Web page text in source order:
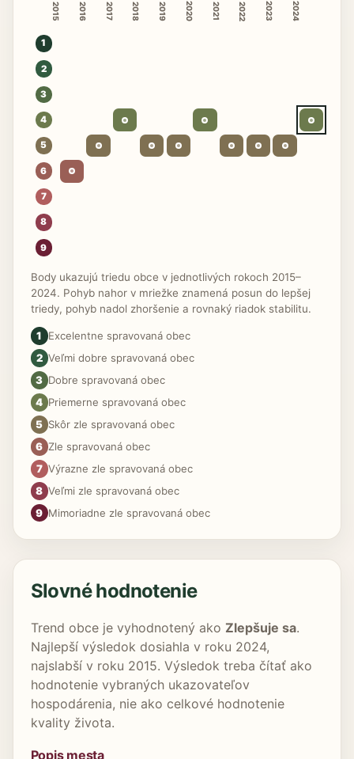
2015 2016 2017 2018 2019 2020 2021 2022 2023 2024
1
2
3
4
5
6
7
8
9
Body ukazujú triedu obce v jednotlivých rokoch 2015–
2024. Pohyb nahor v mriežke znamená posun do lepšej
triedy, pohyb nadol zhoršenie a rovnaký riadok stabilitu.
1 Excelentne spravovaná obec
2 Veľmi dobre spravovaná obec
3 Dobre spravovaná obec
4 Priemerne spravovaná obec
5 Skôr zle spravovaná obec
6 Zle spravovaná obec
7 Výrazne zle spravovaná obec
8 Veľmi zle spravovaná obec
9 Mimoriadne zle spravovaná obec
Slovné hodnotenie
Trend obce je vyhodnotený ako Zlepšuje sa.
Najlepší výsledok dosiahla v roku 2024,
najslabší v roku 2015. Výsledok treba čítať ako
hodnotenie vybraných ukazovateľov
hospodárenia, nie ako celkové hodnotenie
kvality života.
Popis mesta